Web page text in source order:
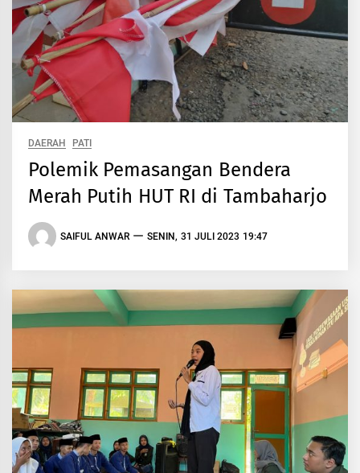
DAERAH PATI
Polemik Pemasangan Bendera
Merah Putih HUT RI di Tambaharjo
SAIFUL ANWAR SENIN, 31 JULI 2023 19:47